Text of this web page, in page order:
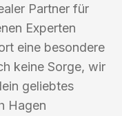
Partner für
Experten
eine besondere
keine Sorge, wir
geliebtes
Hagen